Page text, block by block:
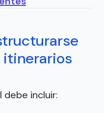
itinerarios
debe incluir: